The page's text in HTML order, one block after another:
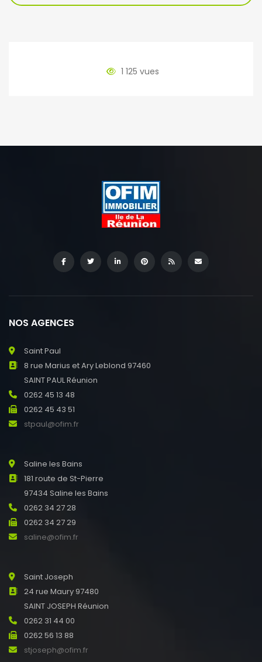
1 125 vues
NOS AGENCES
Saint Paul
8 rue Marius et Ary Leblond 97460
SAINT PAUL Réunion
0262 45 13 48
0262 45 43 51
stpaul@ofim.fr
Saline les Bains
181 route de St-Pierre
97434 Saline les Bains
0262 34 27 28
0262 34 27 29
saline@ofim.fr
Saint Joseph
24 rue Maury 97480
SAINT JOSEPH Réunion
0262 31 44 00
0262 56 13 88
stjoseph@ofim.fr